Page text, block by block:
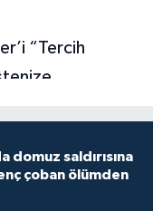
domuz saldırısına
çoban ölümden